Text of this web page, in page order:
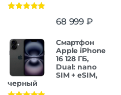
68 999 ₽
Смартфон
Apple iPhone
16 128 ГБ,
Dual: nano
SIM + eSIM,
черный